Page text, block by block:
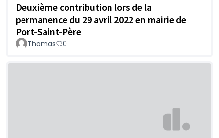
Deuxième contribution lors de la
permanence du 29 avril 2022 en mairie de
Port-Saint-Père
Thomas 0